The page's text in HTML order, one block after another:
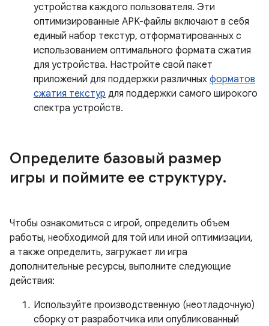
устройства каждого пользователя. Эти
оптимизированные APK-файлы включают в себя
единый набор текстур, отформатированных с
использованием оптимального формата сжатия
для устройства. Настройте свой пакет
приложений для поддержки различных форматов
сжатия текстур для поддержки самого широкого
спектра устройств.
Определите базовый размер
игры и поймите ее структуру.
Чтобы ознакомиться с игрой, определить объем
работы, необходимой для той или иной оптимизации,
а также определить, загружает ли игра
дополнительные ресурсы, выполните следующие
действия:
Используйте производственную (неотладочную)
сборку от разработчика или опубликованный